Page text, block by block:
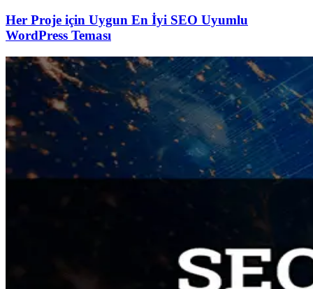
Her Proje için Uygun En İyi SEO Uyumlu
WordPress Teması